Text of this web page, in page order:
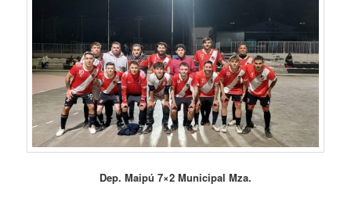
Dep. Maipú 7×2 Municipal Mza.